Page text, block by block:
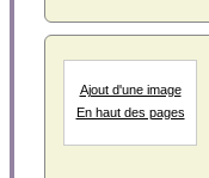
Ajout d'une image
En haut des pages